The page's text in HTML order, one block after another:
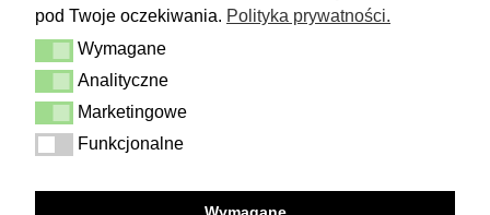
pod Twoje oczekiwania. Polityka prywatności.
Wymagane
Wymagane
Analityczne
Analityczne
Marketingowe
Marketingowe
Funkcjonalne
Funkcjonalne
Więcej
Dostawa i zwrot
Kontakt
Regulamin
Polityka prywatności